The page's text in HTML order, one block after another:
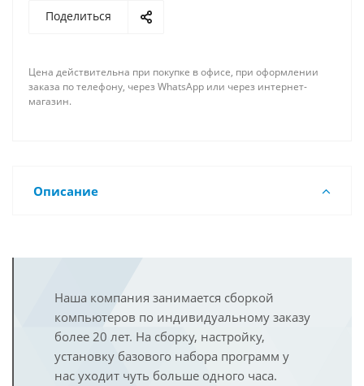
Поделиться
Цена действительна при покупке в офисе, при оформлении
заказа по телефону, через WhatsApp или через интернет-
магазин.
Описание
Наша компания занимается сборкой
компьютеров по индивидуальному заказу
более 20 лет. На сборку, настройку,
установку базового набора программ у
нас уходит чуть больше одного часа.